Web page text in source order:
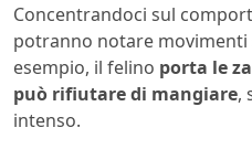
Concentrandoci sul
potranno notare
esempio, il felino porta le
può rifiutare di mangiare,
intenso.